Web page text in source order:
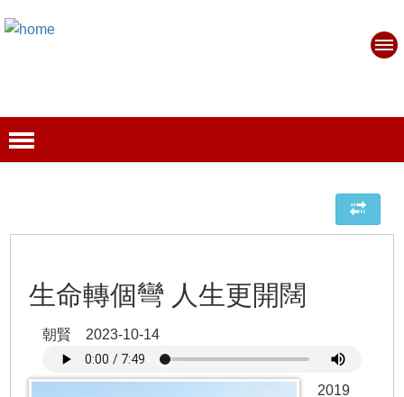
生命轉個彎 人生更開闊
朝賢 2023-10-14
2019